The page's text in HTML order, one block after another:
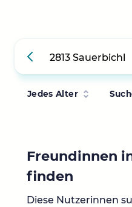
Jedes Alter
Freundinnen
finden
Diese Nutzerinnen